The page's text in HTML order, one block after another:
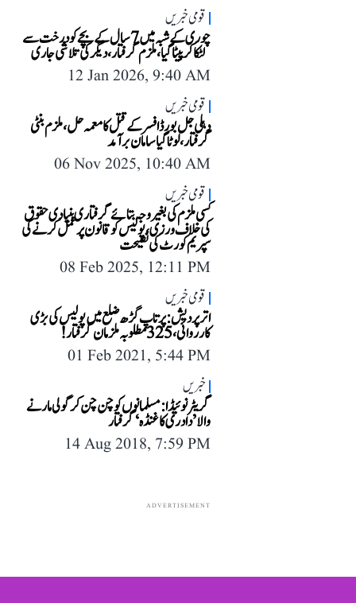
قومی خبریں
چوری کے شبہ میں 7 سال کے بچے کو درخت سے
لٹکا کر پیٹا گیا، ملزم گرفتار، دیگر کی تلاشی جاری
12 Jan 2026, 9:40 AM
قومی خبریں
دہلی جل بورڈ افسر کے قتل کا معمہ حل، ملزم بنٹی
گرفتار، لوٹا گیا سامان برآمد
06 Nov 2025, 10:40 AM
قومی خبریں
کسی ملزم کی بغیر وجہ بتائے گرفتاری بنیادی حقوق
کی خلاف ورزی، پولیس کو قانون پر عمل کرنے کی
سپریم کورٹ کی نصیحت
08 Feb 2025, 12:11 PM
قومی خبریں
اتر پردیش: پرتاپ گڑھ ضلع میں پولیس کی بڑی
کارروائی، 325 مطلوبہ ملزمان گرفتار!
01 Feb 2021, 5:44 PM
خبریں
گریٹر نوئیڈا: مسلمانوں کو چن چن کر گولی مارنے
والا ’دادری کا غنڈہ‘ گرفتار
14 Aug 2018, 7:59 PM
ADVERTISEMENT